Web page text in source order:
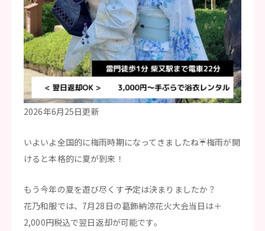
2026年6月25日更新
いよいよ全国的に梅雨時期になってきましたね☔梅雨が開
けると本格的に夏が到来！
もう今年の夏を遊び尽くす予定は決まりましたか？
花乃和服では、7月28日の葛飾納涼花火大会当日は＋
2,000円税込で翌日返却が可能です。